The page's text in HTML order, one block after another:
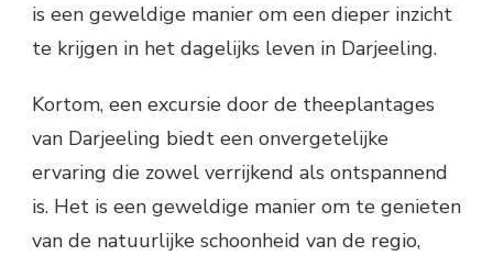
is een geweldige manier om een dieper inzicht
te krijgen in het dagelijks leven in Darjeeling.
Kortom, een excursie door de theeplantages
van Darjeeling biedt een onvergetelijke
ervaring die zowel verrijkend als ontspannend
is. Het is een geweldige manier om te genieten
van de natuurlijke schoonheid van de regio,